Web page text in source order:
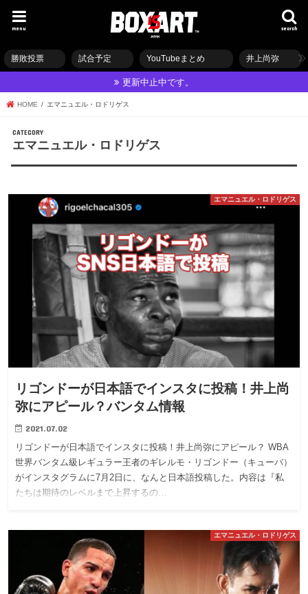
search
menu
勝敗投票 試合予定 YouTubeまとめ 井上尚弥
更新中止中です。
HOME エマニュエル・ロドリゲス
エマニュエル・ロドリゲス
エマニュエル・ロドリゲス
リゴンドーが日本語でインスタに投稿！井上尚
弥にアピール？バンタム情報
2021.07.02
リゴンドーが日本語でインスタに投稿！井上尚弥にアピール？ WBA
世界バンタム級レギュラー王者のギレルモ・リゴンドー（キューバ）
がインスタグラムに7月2日に、なんと日本語投稿した。内容は『私
たちは期待のレベルまで上昇するの…
エマニュエル・ロドリゲス